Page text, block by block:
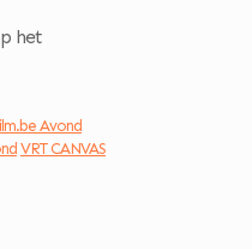
het
Avond
VRT CANVAS